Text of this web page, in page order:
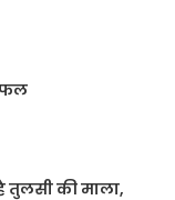
तुलसी की माला,